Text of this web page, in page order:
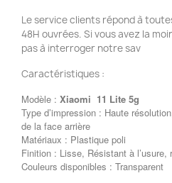
Le service clients répond à
48H ouvrées. Si vous avez la
pas à interroger notre sav
Caractéristiques :
Modèle : Xiaomi 11 Lite 5g
Type d’impression : Haute
de la face arrière
Matériaux : Plastique poli
Finition : Lisse, Résistant à l’usure,
Couleurs disponibles : Transparent